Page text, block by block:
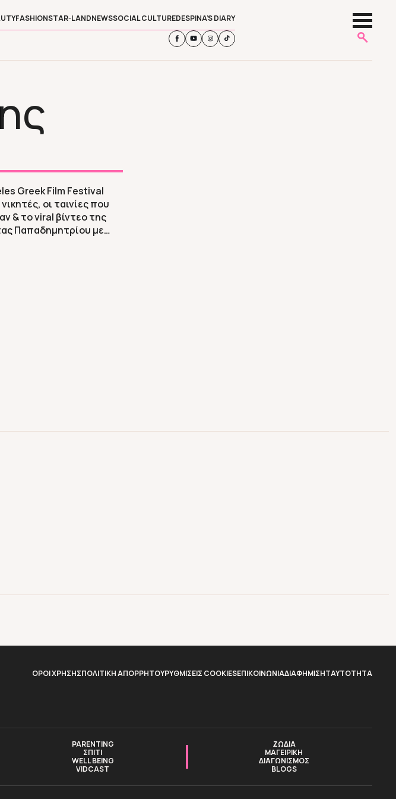
FASHIONSTAR-LANDNEWSSOCIAL CULTUREDESPINA’S DIARY
Greek Film Festival
οι ταινίες που
& το viral βίντεο της
Παπαδημητρίου με
ΟΡΟΙ ΧΡΗΣΗΣΠΟΛΙΤΙΚΗ ΑΠΟΡΡΗΤΟΥΡΥΘΜΙΣΕΙΣ COOKIESΕΠΙΚΟΙΝΩΝΙΑΔΙΑΦΗΜΙΣΗTAYTOTHTA
PARENTING
ΣΠΙΤΙ
WELL BEING
VIDCAST
ΖΩΔΙΑ
ΜΑΓΕΙΡΙΚΗ
ΔΙΑΓΩΝΙΣΜΟΣ
BLOGS